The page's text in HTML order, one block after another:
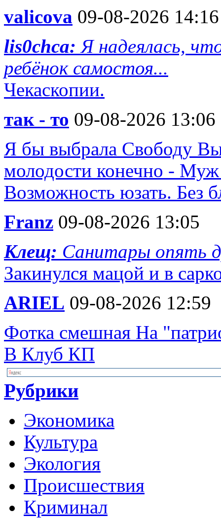
valicova 09-08-2026 14:16
lis0chca:Я надеялась,
ребёнок самостоя...
Чекаскопии.
так - то 09-08-2026 13:06
Я бы выбрала Свободу
молодости конечно - Муж
Возможность юзать. Без
Franz 09-08-2026 13:05
Клещ: Санитары опять
Закинулся мацой и в
ARIEL 09-08-2026 12:59
Фотка смешная На
В Клуб КП
Рубрики
Экономика
Культура
Экология
Происшествия
Криминал